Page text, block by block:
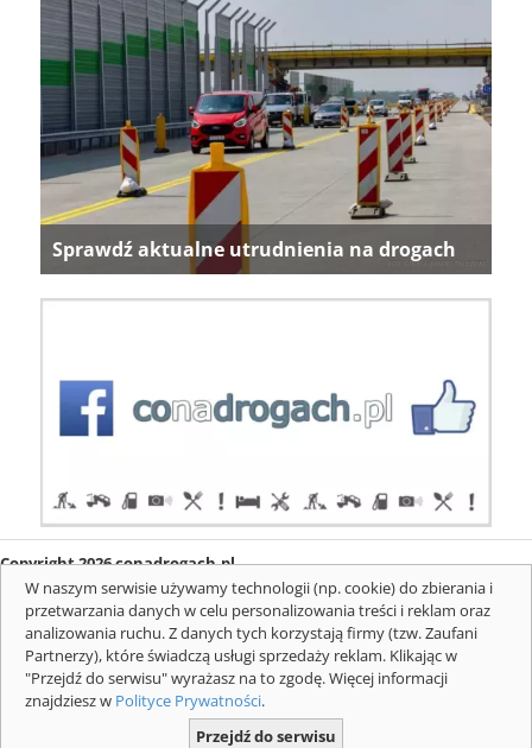
Sprawdź aktualne utrudnienia na drogach
Copyright 2026 conadrogach.pl
O firmie
Redakcja Regulamin
Informacje o cookies
Mapa serwisu
Komunikaty
W naszym serwisie używamy technologii (np. cookie) do zbierania i
przetwarzania danych w celu personalizowania treści i reklam oraz
analizowania ruchu. Z danych tych korzystają firmy (tzw. Zaufani
Partnerzy), które świadczą usługi sprzedaży reklam. Klikając w
"Przejdź do serwisu" wyrażasz na to zgodę. Więcej informacji
znajdziesz w Polityce Prywatności.
Przejdź do serwisu